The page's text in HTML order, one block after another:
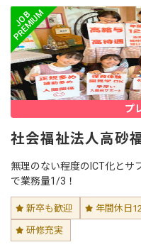
社会福祉法人高砂
新卒も歓迎 年間休日
研修充実
無理のない程度のICT化とサ
で業務量1/3！
プ